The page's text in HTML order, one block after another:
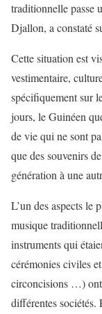
traditionnelle passe
Djallon, a constaté
Cette situation est
vestimentaire,
spécifiquement sur
jours, le Guinéen
de vie qui ne sont
que des souvenirs
génération à une
L’un des aspects le
musique
instruments qui
cérémonies civiles
circoncisions …) ont
différentes sociétés.